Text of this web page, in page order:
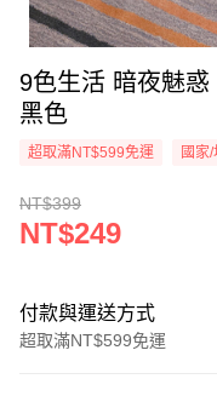
9色生活 暗夜魅惑
黑色
超取滿NT$599免運 國家
NT$399
NT$249
付款與運送方式
超取滿NT$599免運